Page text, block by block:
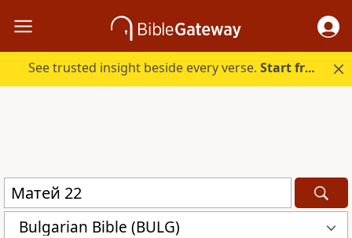
See trusted insight beside every verse.Start free.
Bulgarian Bible (BULG)